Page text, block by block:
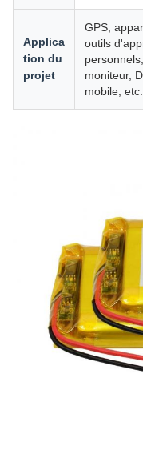
Applica
tion du
projet
GPS,
outils
moniteur,
mobile, etc.